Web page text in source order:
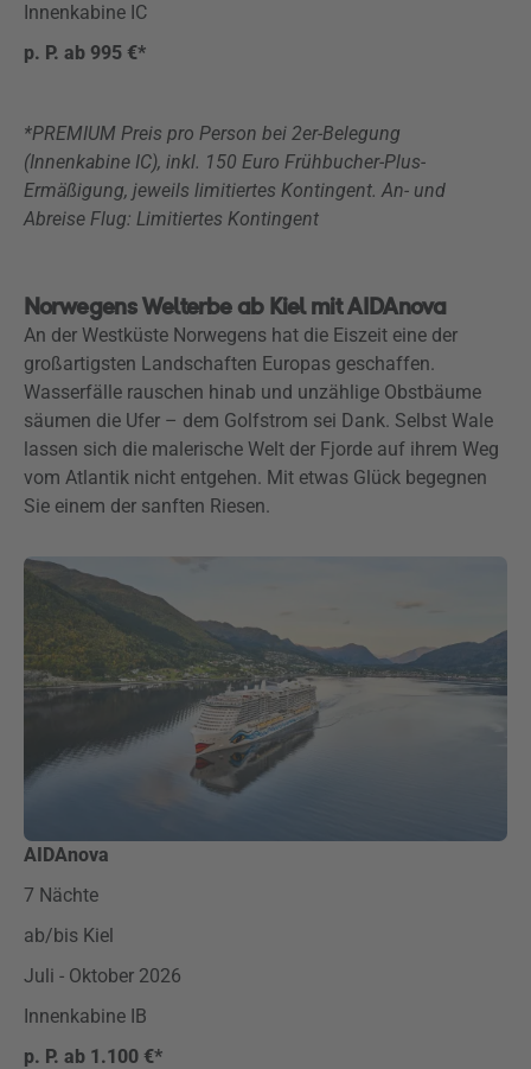
Innenkabine IC
p. P. ab 995 €*
*PREMIUM Preis pro Person bei 2er-Belegung
(Innenkabine IC), inkl. 150 Euro Frühbucher-Plus-
Ermäßigung, jeweils limitiertes Kontingent. An- und
Abreise Flug: Limitiertes Kontingent
Norwegens Welterbe ab Kiel mit AIDAnova
An der Westküste Norwegens hat die Eiszeit eine der
großartigsten Landschaften Europas geschaffen.
Wasserfälle rauschen hinab und unzählige Obstbäume
säumen die Ufer – dem Golfstrom sei Dank. Selbst Wale
lassen sich die malerische Welt der Fjorde auf ihrem Weg
vom Atlantik nicht entgehen. Mit etwas Glück begegnen
Sie einem der sanften Riesen.
AIDAnova
7 Nächte
ab/bis Kiel
Juli - Oktober 2026
Innenkabine IB
p. P. ab 1.100 €*